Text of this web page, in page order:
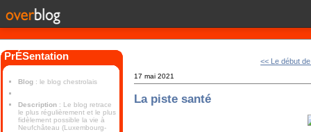
PrÉSentation
Blog : le blog chestrolais
Description : Le blog retrace
le plus régulièrement et le plus
fidèlement possible la vie à
Neufchâteau (Luxembourg-
<< Le début
17 mai 2021
La piste santé